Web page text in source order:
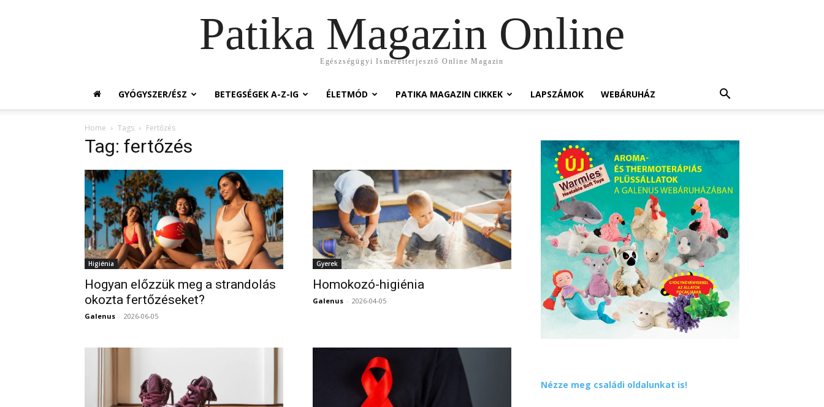
Patika Magazin Online
Egészségügyi Ismeretterjesztő Online Magazin
GYÓGYSZER/ÉSZ BETEGSÉGEK A-Z-IG ÉLETMÓD PATIKA MAGAZIN CIKKEK LAPSZÁMOK WEBÁRUHÁZ
Home Tags Fertőzés
Tag: fertőzés
Higiénia
Hogyan előzzük meg a strandolás
okozta fertőzéseket?
Galenus - 2026-06-05
Gyerek
Homokozó-higiénia
Galenus - 2026-04-05
Nézze meg családi oldalunkat is!